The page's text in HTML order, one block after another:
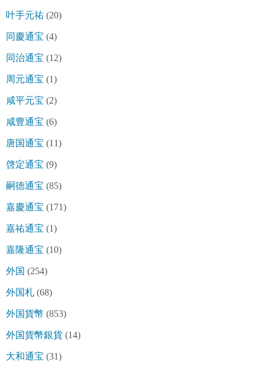
叶手元祐 (20)
同慶通宝 (4)
同治通宝 (12)
周元通宝 (1)
咸平元宝 (2)
咸豊通宝 (6)
唐国通宝 (11)
啓定通宝 (9)
嗣徳通宝 (85)
嘉慶通宝 (171)
嘉祐通宝 (1)
嘉隆通宝 (10)
外国 (254)
外国札 (68)
外国貨幣 (853)
外国貨幣銀貨 (14)
大和通宝 (31)